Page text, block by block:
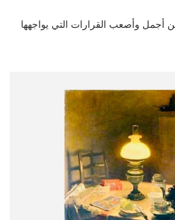
أجمل وأصعب القرارات التي يواجهها